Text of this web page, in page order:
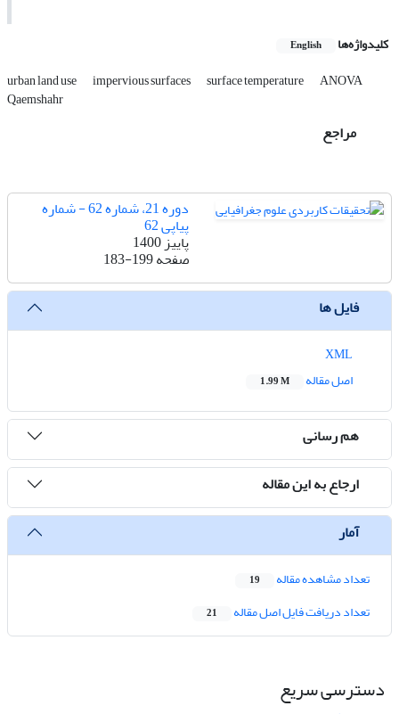
کلیدواژه‌ها English
urban land use impervious surfaces surface temperature ANOVA
Qaemshahr
مراجع
دوره 21، شماره 62 - شماره
پیاپی 62
پاییز 1400
صفحه183-199
فایل ها
اصل مقاله
1.99 M
هم رسانی
ارجاع به این مقاله
آمار
تعداد مشاهده مقاله 19
تعداد دریافت فایل اصل مقاله 21
دسترسی سریع